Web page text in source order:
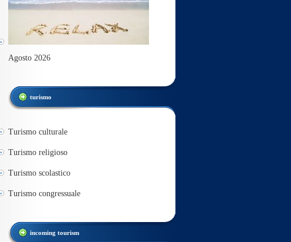
Agosto 2026
turismo
Turismo culturale
Turismo religioso
Turismo scolastico
Turismo congressuale
incoming tourism